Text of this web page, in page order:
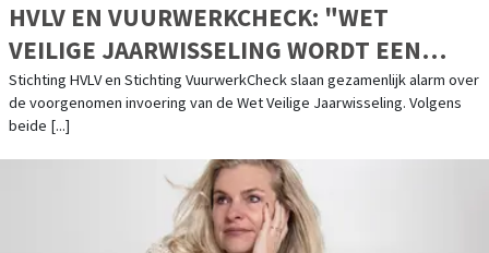
HVLV EN VUURWERKCHECK: "WET
VEILIGE JAARWISSELING WORDT EEN
RECEPT VOOR CHAOS"
Stichting HVLV en Stichting VuurwerkCheck slaan gezamenlijk alarm over
de voorgenomen invoering van de Wet Veilige Jaarwisseling. Volgens
beide [...]